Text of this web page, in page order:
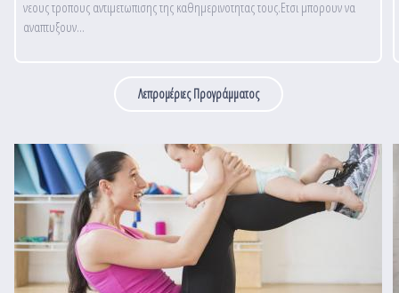
νεους τροπους αντιμετωπισης της καθημερινοτητας τους.Ετσι μπορουν να
αναπτυξουν...
Λεπρομέριες Προγράμματος